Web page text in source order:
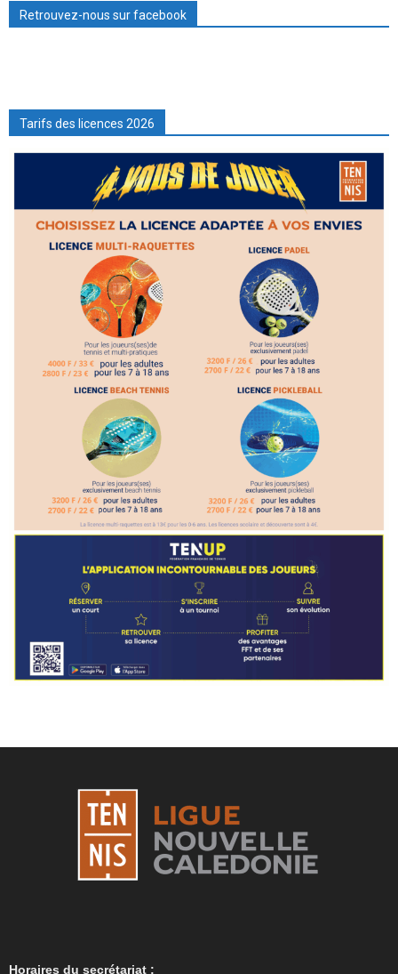
Retrouvez-nous sur facebook
Tarifs des licences 2026
Horaires du secrétariat :